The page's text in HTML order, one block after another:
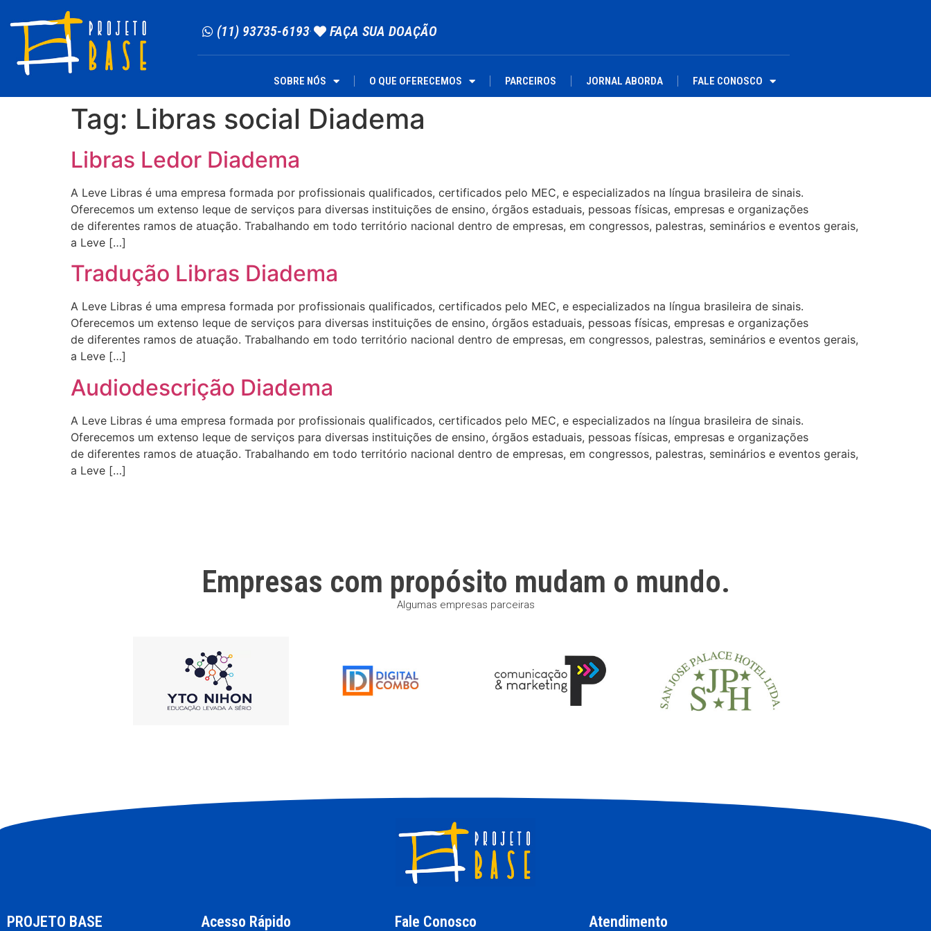
(11) 93735-6193 FAÇA SUA DOAÇÃO
SOBRE NÓS O QUE OFERECEMOS PARCEIROS JORNAL ABORDA FALE CONOSCO
Tag: Libras social Diadema
Libras Ledor Diadema
A Leve Libras é uma empresa formada por profissionais qualificados, certificados pelo MEC, e especializados na língua brasileira de sinais.
Oferecemos um extenso leque de serviços para diversas instituições de ensino, órgãos estaduais, pessoas físicas, empresas e organizações
de diferentes ramos de atuação. Trabalhando em todo território nacional dentro de empresas, em congressos, palestras, seminários e eventos gerais,
a Leve […]
Tradução Libras Diadema
A Leve Libras é uma empresa formada por profissionais qualificados, certificados pelo MEC, e especializados na língua brasileira de sinais.
Oferecemos um extenso leque de serviços para diversas instituições de ensino, órgãos estaduais, pessoas físicas, empresas e organizações
de diferentes ramos de atuação. Trabalhando em todo território nacional dentro de empresas, em congressos, palestras, seminários e eventos gerais,
a Leve […]
Audiodescrição Diadema
A Leve Libras é uma empresa formada por profissionais qualificados, certificados pelo MEC, e especializados na língua brasileira de sinais.
Oferecemos um extenso leque de serviços para diversas instituições de ensino, órgãos estaduais, pessoas físicas, empresas e organizações
de diferentes ramos de atuação. Trabalhando em todo território nacional dentro de empresas, em congressos, palestras, seminários e eventos gerais,
a Leve […]
Empresas com propósito mudam o mundo.
Algumas empresas parceiras
PROJETO BASE Acesso Rápido Fale Conosco Atendimento